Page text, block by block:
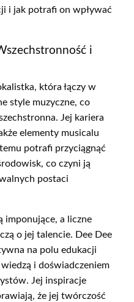
i jak potrafi on wpływać
i
która łączy w
style muzyczne, co
Jej kariera
elementy musicalu
potrafi przyciągnąć
co czyni ją
postaci
imponujące, a liczne
o jej talencie. Dee Dee
na polu edukacji
i doświadczeniem
Jej inspiracje
że jej twórczość